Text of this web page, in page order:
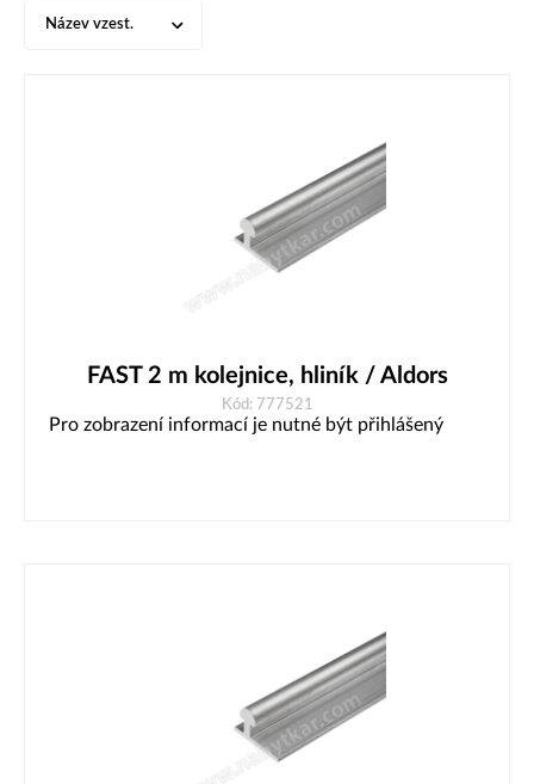
Název vzest.
FAST 2 m kolejnice, hliník / Aldors
Kód: 777521
Pro zobrazení informací je nutné být přihlášený